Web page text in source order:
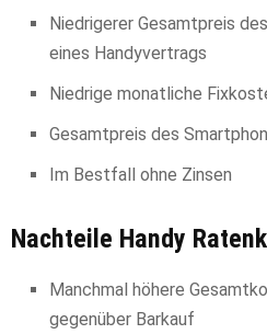
Niedrigerer Gesamtpreis
eines Handyvertrags
Niedrige monatliche
Gesamtpreis des
Im Bestfall ohne Zinsen
Nachteile Handy
Manchmal höhere
gegenüber Barkauf